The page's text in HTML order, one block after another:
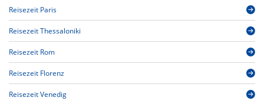
Reisezeit Paris
Reisezeit Thessaloniki
Reisezeit Rom
Reisezeit Florenz
Reisezeit Venedig